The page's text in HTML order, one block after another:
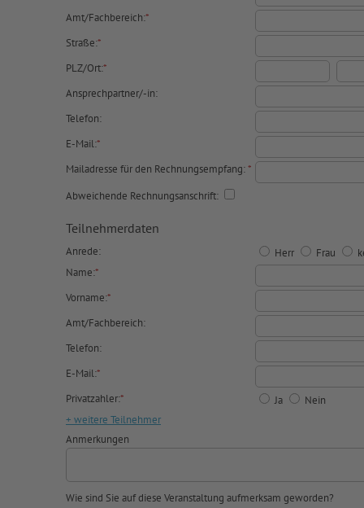
Amt/Fachbereich:*
Straße:*
PLZ/Ort:*
Ansprechpartner/-in:
Telefon:
E-Mail:*
Mailadresse für den Rechnungsempfang:*
Abweichende Rechnungsanschrift:
Teilnehmerdaten
Anrede: Herr Frau
Name:*
Vorname:*
Amt/Fachbereich:
Telefon:
E-Mail:*
Privatzahler:* Ja
Nein
+ weitere Teilnehmer
Anmerkungen
Wie sind Sie auf diese Veranstaltung aufmerksam geworden?